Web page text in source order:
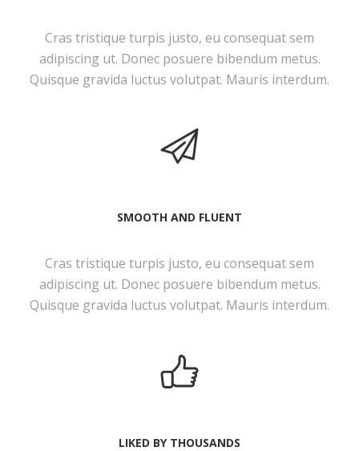
Cras tristique turpis justo, eu consequat sem
adipiscing ut. Donec posuere bibendum metus.
Quisque gravida luctus volutpat. Mauris interdum.
SMOOTH AND FLUENT
Cras tristique turpis justo, eu consequat sem
adipiscing ut. Donec posuere bibendum metus.
Quisque gravida luctus volutpat. Mauris interdum.
LIKED BY THOUSANDS